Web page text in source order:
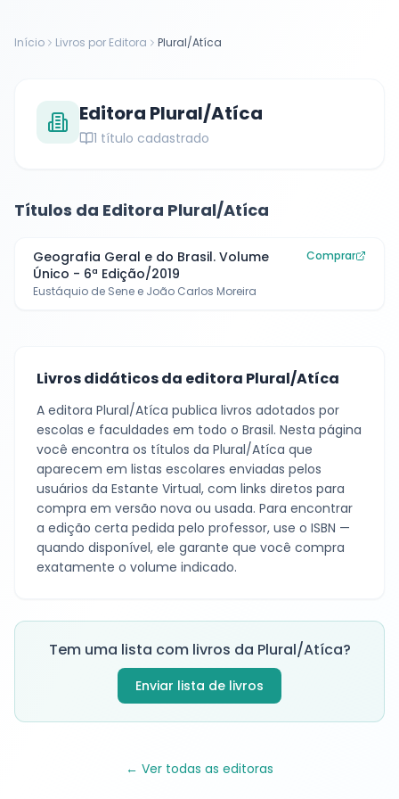
Início Livros por Editora Plural/Atíca
Editora Plural/Atíca
1 título cadastrado
Títulos da Editora Plural/Atíca
Geografia Geral e do Brasil. Volume
Único - 6ª Edição/2019
Eustáquio de Sene e João Carlos Moreira
Comprar
Livros didáticos da editora Plural/Atíca
A editora Plural/Atíca publica livros adotados por
escolas e faculdades em todo o Brasil. Nesta página
você encontra os títulos da Plural/Atíca que
aparecem em listas escolares enviadas pelos
usuários da Estante Virtual, com links diretos para
compra em versão nova ou usada. Para encontrar
a edição certa pedida pelo professor, use o ISBN —
quando disponível, ele garante que você compra
exatamente o volume indicado.
Tem uma lista com livros da Plural/Atíca?
Enviar lista de livros
← Ver todas as editoras